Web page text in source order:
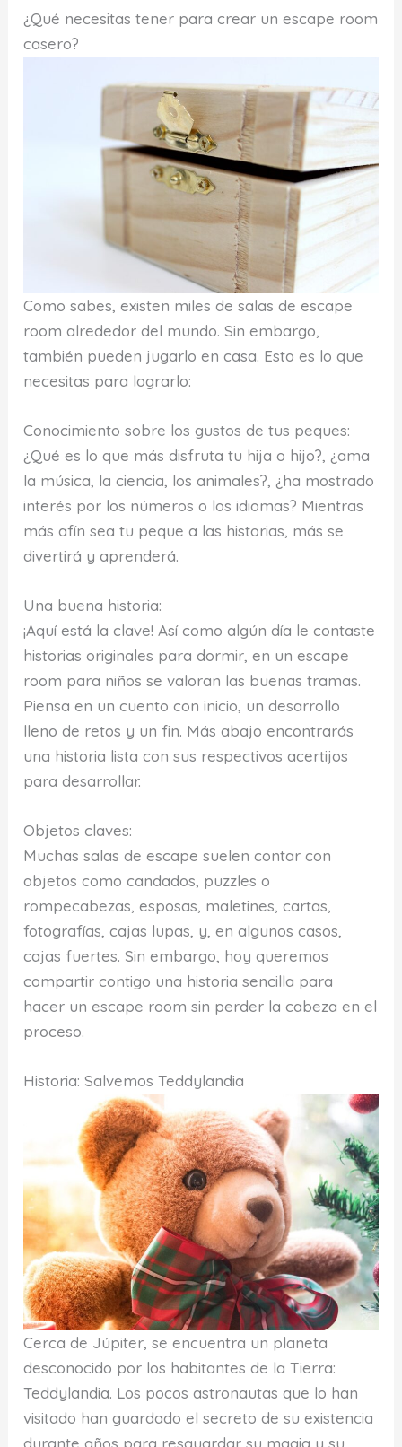
¿Qué necesitas tener para crear un escape room
casero?
Como sabes, existen miles de salas de escape
room alrededor del mundo. Sin embargo,
también pueden jugarlo en casa. Esto es lo que
necesitas para lograrlo:
Conocimiento sobre los gustos de tus peques:
¿Qué es lo que más disfruta tu hija o hijo?, ¿ama
la música, la ciencia, los animales?, ¿ha mostrado
interés por los números o los idiomas? Mientras
más afín sea tu peque a las historias, más se
divertirá y aprenderá.
Una buena historia:
¡Aquí está la clave! Así como algún día le contaste
historias originales para dormir, en un escape
room para niños se valoran las buenas tramas.
Piensa en un cuento con inicio, un desarrollo
lleno de retos y un fin. Más abajo encontrarás
una historia lista con sus respectivos acertijos
para desarrollar.
Objetos claves:
Muchas salas de escape suelen contar con
objetos como candados, puzzles o
rompecabezas, esposas, maletines, cartas,
fotografías, cajas lupas, y, en algunos casos,
cajas fuertes. Sin embargo, hoy queremos
compartir contigo una historia sencilla para
hacer un escape room sin perder la cabeza en el
proceso.
Historia: Salvemos Teddylandia
Cerca de Júpiter, se encuentra un planeta
desconocido por los habitantes de la Tierra:
Teddylandia. Los pocos astronautas que lo han
visitado han guardado el secreto de su existencia
durante años para resguardar su magia y su